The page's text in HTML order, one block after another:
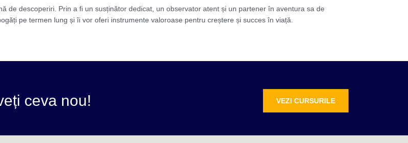
de descoperiri. Prin a fi un susținător dedicat, un observator atent și un partener în aventura sa de
pe termen lung și îi vor oferi instrumente valoroase pentru creștere și succes în viață.
ceva nou! VEZI CURSURILE